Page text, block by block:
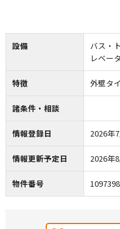
設備
バス・
レベー
特徴 外壁タ
諸条件・相談
情報登録日 2026年
情報更新予定日 2026年
物件番号 1097398